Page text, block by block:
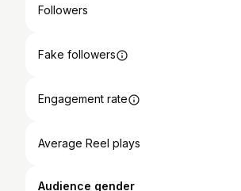
Followers
Fake followers
Engagement rate
Average Reel plays
Audience gender